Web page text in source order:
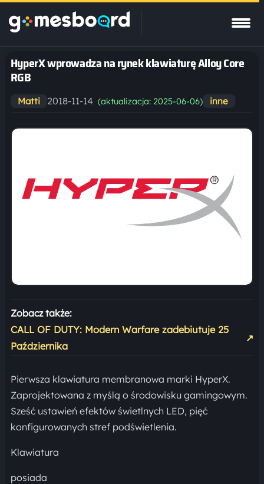
HyperX wprowadza na rynek klawiaturę Alloy Core
RGB
Matti 2018-11-14 (aktualizacja: 2025-06-06) inne
Zobacz także:
CALL OF DUTY: Modern Warfare zadebiutuje 25
Października
↗
Pierwsza klawiatura membranowa marki HyperX.
Zaprojektowana z myślą o środowisku gamingowym.
Sześć ustawień efektów świetlnych LED, pięć
konfigurowanych stref podświetlenia.
Klawiatura
posiada